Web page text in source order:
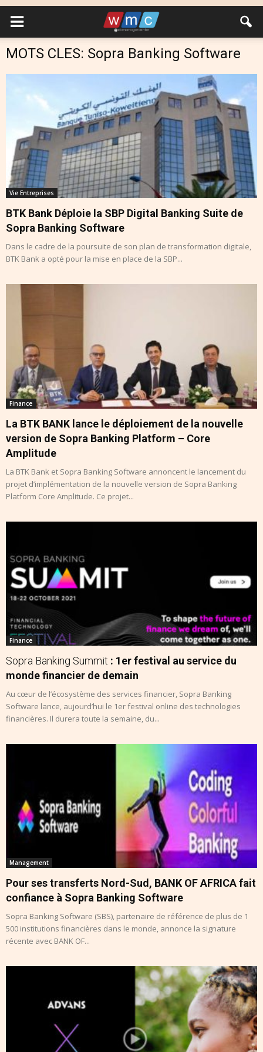
MOTS CLES: Sopra Banking Software
Vie Entreprises
BTK Bank Déploie la SBP Digital Banking Suite de
Sopra Banking Software
Dans le cadre de la poursuite de son plan de transformation digitale,
BTK Bank a opté pour la mise en place de la SBP...
Finance
La BTK BANK lance le déploiement de la nouvelle
version de Sopra Banking Platform – Core
Amplitude
La BTK Bank et Sopra Banking Software annoncent le lancement du
projet d’implémentation de la nouvelle version de Sopra Banking
Platform Core Amplitude. Ce projet...
Finance
Sopra Banking Summit : 1er festival au service du
monde financier de demain
Au cœur de l’écosystème des services financier, Sopra Banking
Software lance, aujourd’hui le 1er festival online des technologies
financières. Il durera toute la semaine, du...
Management
Pour ses transferts Nord-Sud, BANK OF AFRICA fait
confiance à Sopra Banking Software
Sopra Banking Software (SBS), partenaire de référence de plus de 1
500 institutions financières dans le monde, annonce la signature
récente avec BANK OF...